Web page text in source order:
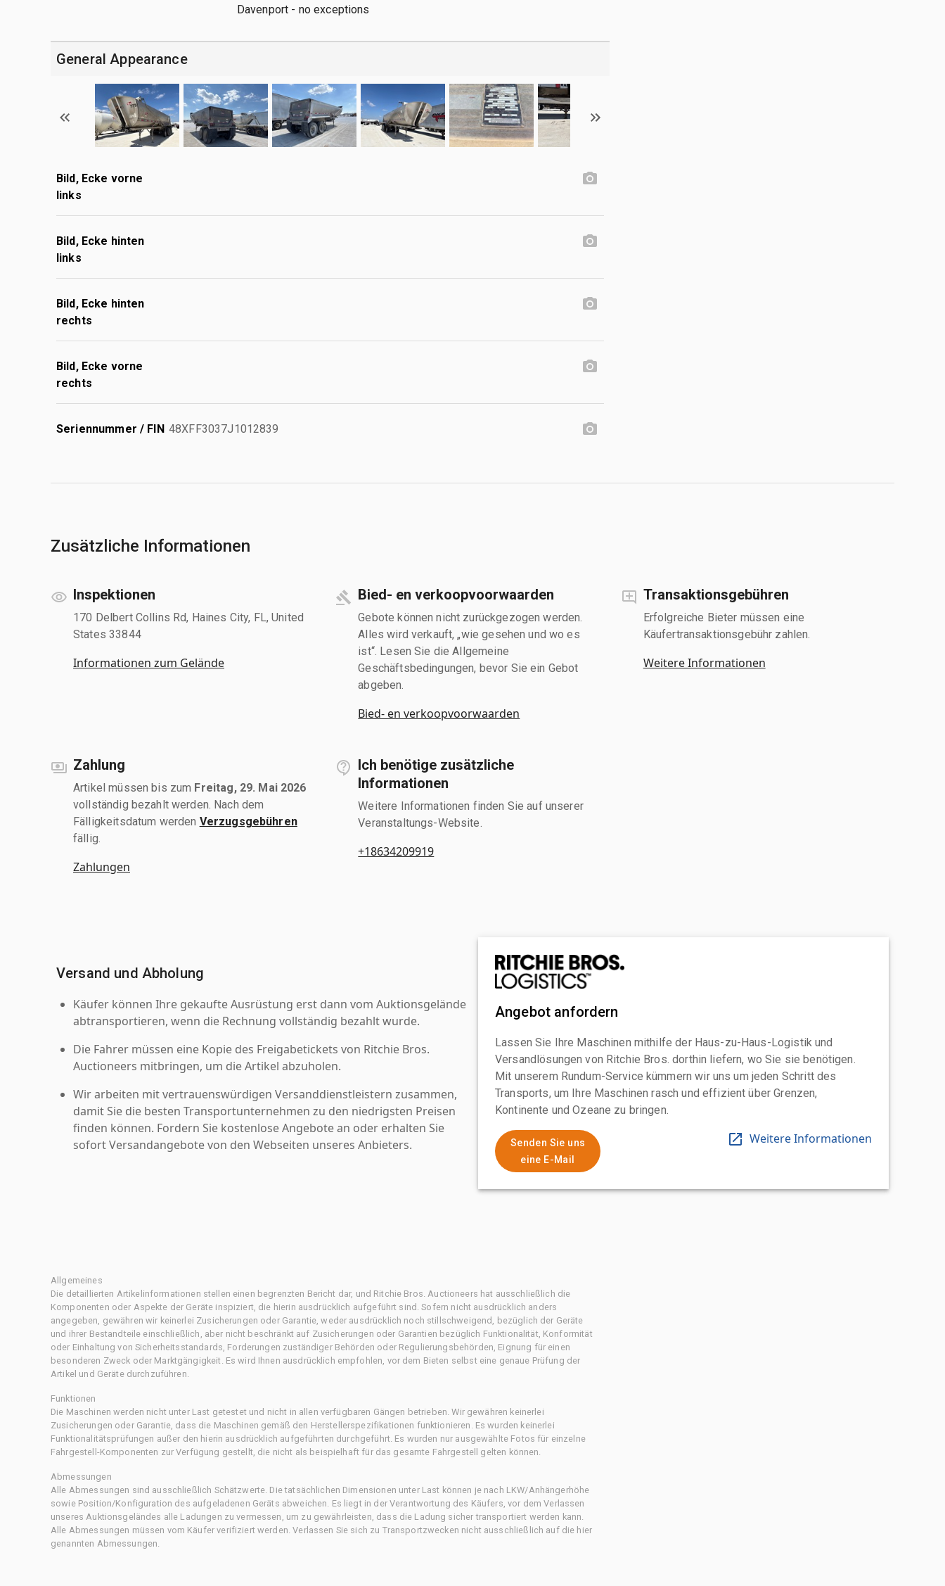
Davenport - no exceptions
General Appearance
Bild, Ecke vorne
links
Bild, Ecke hinten
links
Bild, Ecke hinten
rechts
Bild, Ecke vorne
rechts
Seriennummer / FIN 48XFF3037J1012839
Zusätzliche Informationen
Inspektionen
170 Delbert Collins Rd, Haines City, FL, United
States 33844
Informationen zum Gelände
Bied- en verkoopvoorwaarden
Gebote können nicht zurückgezogen werden.
Alles wird verkauft, „wie gesehen und wo es
ist“. Lesen Sie die Allgemeine
Geschäftsbedingungen, bevor Sie ein Gebot
abgeben.
Bied- en verkoopvoorwaarden
Transaktionsgebühren
Erfolgreiche Bieter müssen eine
Käufertransaktionsgebühr zahlen.
Weitere Informationen
Zahlung
Artikel müssen bis zum Freitag, 29. Mai 2026
vollständig bezahlt werden. Nach dem
Fälligkeitsdatum werden Verzugsgebühren
fällig.
Zahlungen
Ich benötige zusätzliche
Informationen
Weitere Informationen finden Sie auf unserer
Veranstaltungs-Website.
+18634209919
Versand und Abholung
Käufer können Ihre gekaufte Ausrüstung erst dann vom Auktionsgelände
abtransportieren, wenn die Rechnung vollständig bezahlt wurde.
Die Fahrer müssen eine Kopie des Freigabetickets von Ritchie Bros.
Auctioneers mitbringen, um die Artikel abzuholen.
Wir arbeiten mit vertrauenswürdigen Versanddienstleistern zusammen,
damit Sie die besten Transportunternehmen zu den niedrigsten Preisen
finden können. Fordern Sie kostenlose Angebote an oder erhalten Sie
sofort Versandangebote von den Webseiten unseres Anbieters.
Angebot anfordern
Lassen Sie Ihre Maschinen mithilfe der Haus-zu-Haus-Logistik und
Versandlösungen von Ritchie Bros. dorthin liefern, wo Sie sie benötigen.
Mit unserem Rundum-Service kümmern wir uns um jeden Schritt des
Transports, um Ihre Maschinen rasch und effizient über Grenzen,
Kontinente und Ozeane zu bringen.
Senden Sie uns
eine E-Mail
Weitere Informationen
Allgemeines
Die detaillierten Artikelinformationen stellen einen begrenzten Bericht dar, und Ritchie Bros. Auctioneers hat ausschließlich die
Komponenten oder Aspekte der Geräte inspiziert, die hierin ausdrücklich aufgeführt sind. Sofern nicht ausdrücklich anders
angegeben, gewähren wir keinerlei Zusicherungen oder Garantie, weder ausdrücklich noch stillschweigend, bezüglich der Geräte
und ihrer Bestandteile einschließlich, aber nicht beschränkt auf Zusicherungen oder Garantien bezüglich Funktionalität, Konformität
oder Einhaltung von Sicherheitsstandards, Forderungen zuständiger Behörden oder Regulierungsbehörden, Eignung für einen
besonderen Zweck oder Marktgängigkeit. Es wird Ihnen ausdrücklich empfohlen, vor dem Bieten selbst eine genaue Prüfung der
Artikel und Geräte durchzuführen.
Funktionen
Die Maschinen werden nicht unter Last getestet und nicht in allen verfügbaren Gängen betrieben. Wir gewähren keinerlei
Zusicherungen oder Garantie, dass die Maschinen gemäß den Herstellerspezifikationen funktionieren. Es wurden keinerlei
Funktionalitätsprüfungen außer den hierin ausdrücklich aufgeführten durchgeführt. Es wurden nur ausgewählte Fotos für einzelne
Fahrgestell-Komponenten zur Verfügung gestellt, die nicht als beispielhaft für das gesamte Fahrgestell gelten können.
Abmessungen
Alle Abmessungen sind ausschließlich Schätzwerte. Die tatsächlichen Dimensionen unter Last können je nach LKW/Anhängerhöhe
sowie Position/Konfiguration des aufgeladenen Geräts abweichen. Es liegt in der Verantwortung des Käufers, vor dem Verlassen
unseres Auktionsgeländes alle Ladungen zu vermessen, um zu gewährleisten, dass die Ladung sicher transportiert werden kann.
Alle Abmessungen müssen vom Käufer verifiziert werden. Verlassen Sie sich zu Transportzwecken nicht ausschließlich auf die hier
genannten Abmessungen.